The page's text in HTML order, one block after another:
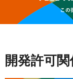
開発許可